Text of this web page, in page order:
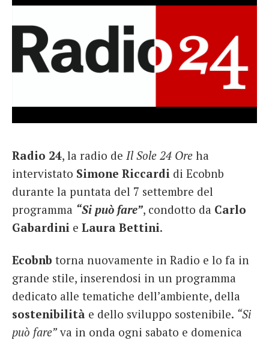
Italiano
German
Spanish
Italiano
ecohotel
rassegna stampa
Radio 24, la radio de Il Sole 24 Ore ha
intervistato Simone Riccardi di Ecobnb
durante la puntata del 7 settembre del
programma “Si può fare”, condotto da Carlo
Gabardini e Laura Bettini.
Ecobnb torna nuovamente in Radio e lo fa in
grande stile, inserendosi in un programma
dedicato alle tematiche dell’ambiente, della
sostenibilità e dello sviluppo sostenibile. “Si
può fare”va in onda ogni sabato e domenica